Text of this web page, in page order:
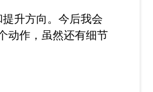
升方向。今后我会
动作，虽然还有细节